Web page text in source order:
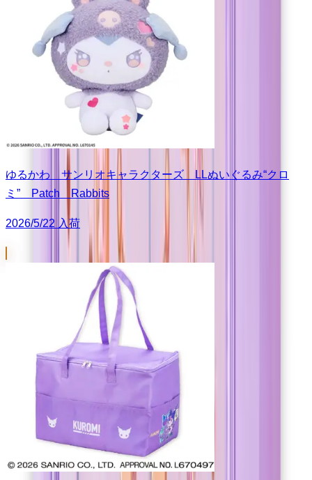
ゆるかわ サンリオキャラクターズ LLぬいぐるみ“クロ
ミ” Patch Rabbits
2026/5/22 入荷